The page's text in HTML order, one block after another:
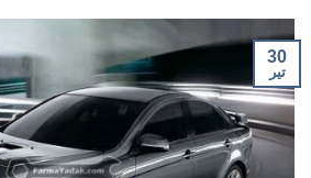
30
تیر